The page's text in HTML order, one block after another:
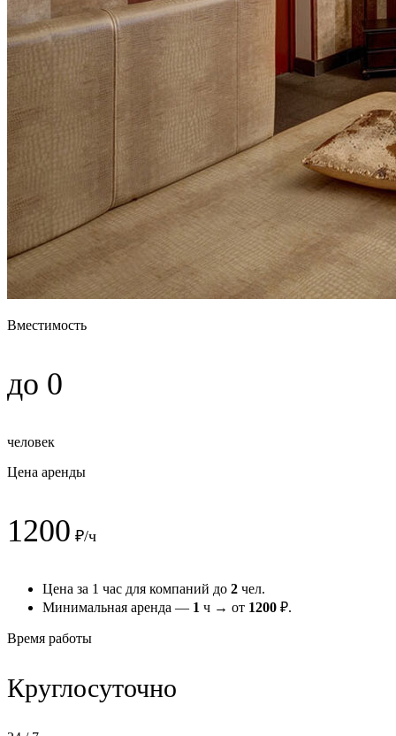
Вместимость
до 0
человек
Цена аренды
1200 ₽/ч
Цена за 1 час для компаний до 2 чел.
Минимальная аренда — 1 ч → от 1200 ₽.
Время работы
Круглосуточно